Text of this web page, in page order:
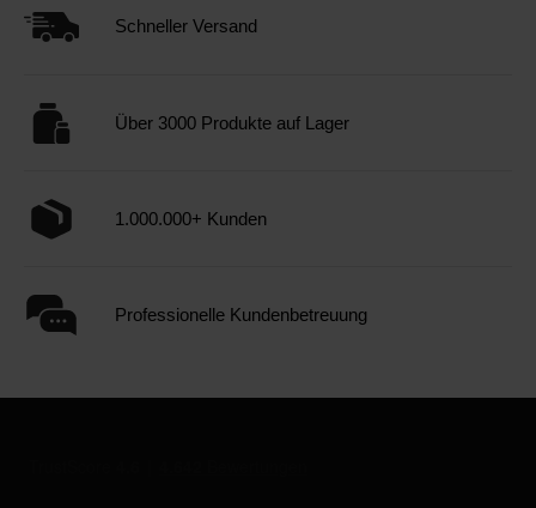
Schneller Versand
Über 3000 Produkte auf Lager
1.000.000+ Kunden
Professionelle Kundenbetreuung